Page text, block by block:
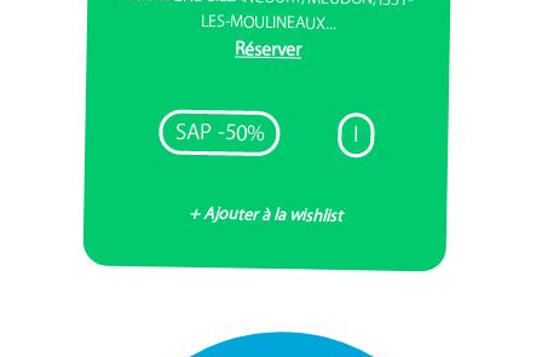
LES-MOULINEAUX...
Réserver
SAP -50% I
+ Ajouter à la wishlist